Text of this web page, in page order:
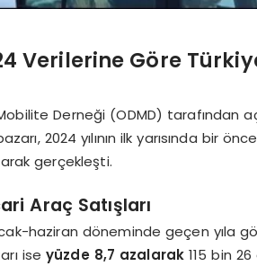
Verilerine Göre
Derneği (ODMD) tarafından
2024 yılının ilk yarısında bir
gerçekleşti.
Araç Satışları
haziran döneminde geçen yıla
ise yüzde 8,7 azalarak 115 bin